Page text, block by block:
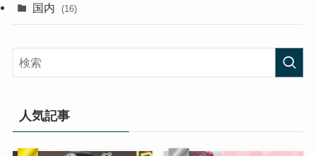
国内 (16)
人気記事